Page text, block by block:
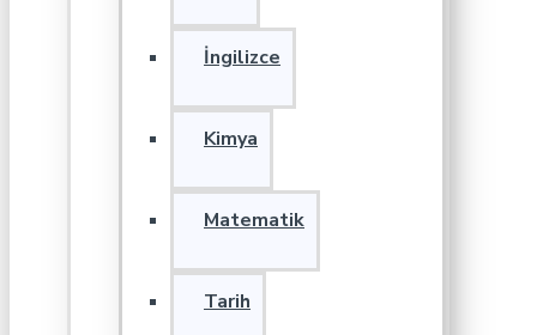
İngilizce
Kimya
Matematik
Tarih